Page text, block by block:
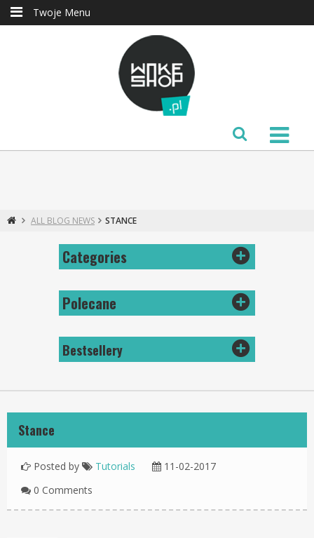
Twoje Menu
ALL BLOG NEWS STANCE
Categories
Polecane
Bestsellery
Stance
Posted by Tutorials
11-02-2017
0 Comments